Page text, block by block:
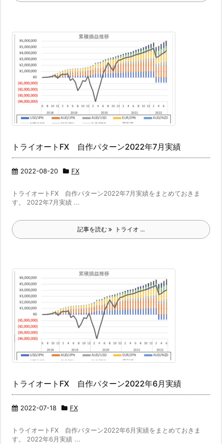
トライオートFX 自作パターン2022年7月実績
2022-08-20 FX
トライオートFX 自作パターン2022年7月実績をまとめておきま
す。 2022年7月実績 ...
記事を読む トライオ ...
トライオートFX 自作パターン2022年6月実績
2022-07-18 FX
トライオートFX 自作パターン2022年6月実績をまとめておきま
す。 2022年6月実績 ...